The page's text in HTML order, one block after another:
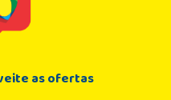
as ofertas